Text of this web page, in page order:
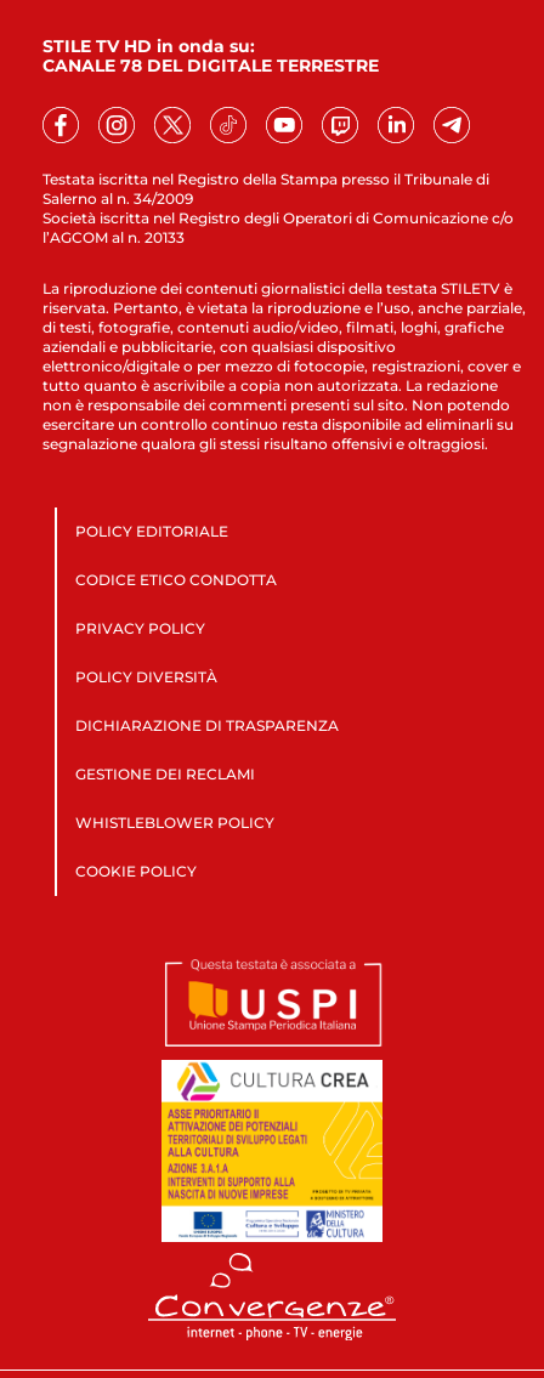
Testata iscritta nel Registro della Stampa presso il Tribunale di
Salerno al n. 34/2009
Società iscritta nel Registro degli Operatori di Comunicazione c/o
l’AGCOM al n. 20133
STILE TV HD in onda su:
CANALE 78 DEL DIGITALE TERRESTRE
La riproduzione dei contenuti giornalistici della testata STILETV è
riservata. Pertanto, è vietata la riproduzione e l’uso, anche parziale,
di testi, fotografie, contenuti audio/video, filmati, loghi, grafiche
aziendali e pubblicitarie, con qualsiasi dispositivo
elettronico/digitale o per mezzo di fotocopie, registrazioni, cover e
tutto quanto è ascrivibile a copia non autorizzata. La redazione
non è responsabile dei commenti presenti sul sito. Non potendo
esercitare un controllo continuo resta disponibile ad eliminarli su
segnalazione qualora gli stessi risultano offensivi e oltraggiosi.
POLICY EDITORIALE
CODICE ETICO CONDOTTA
PRIVACY POLICY
POLICY DIVERSITÀ
DICHIARAZIONE DI TRASPARENZA
GESTIONE DEI RECLAMI
WHISTLEBLOWER POLICY
COOKIE POLICY